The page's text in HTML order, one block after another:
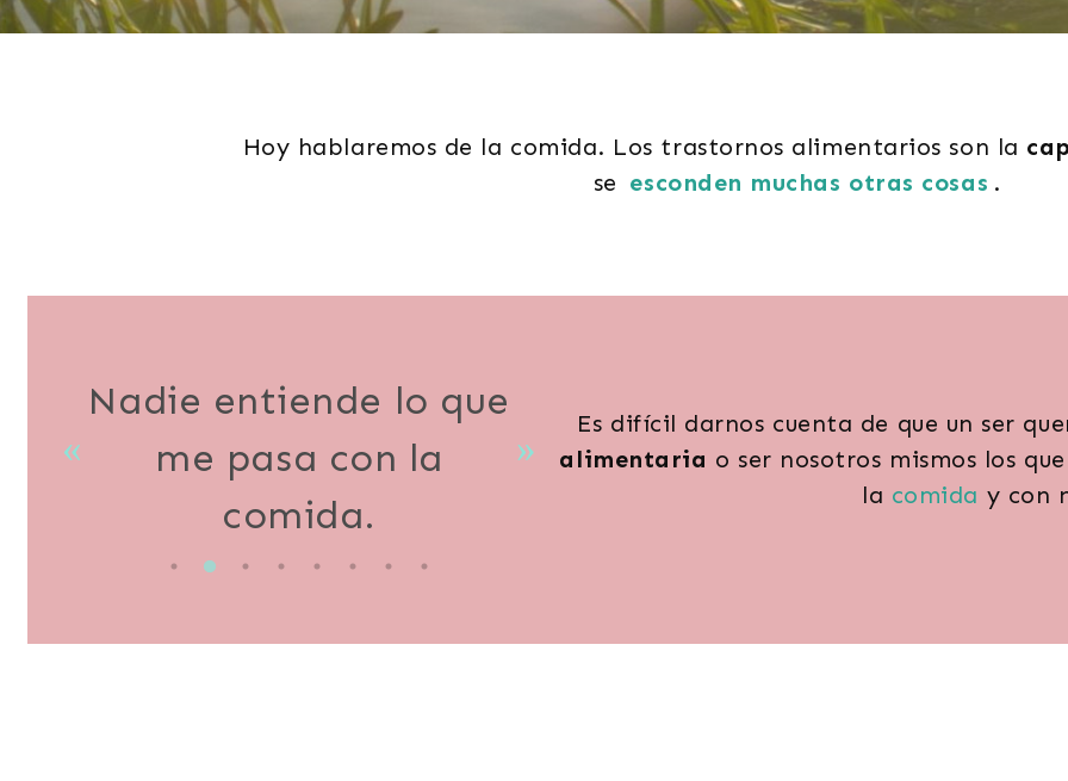
Hoy hablaremos de la comida. Los trastornos alimentarios son la
se esconden muchas otras cosas .
Nadie entiende lo que
me pasa con la
comida.
Es difícil darnos cuenta de que un ser
alimentaria o ser nosotros mismos los
la comida y con